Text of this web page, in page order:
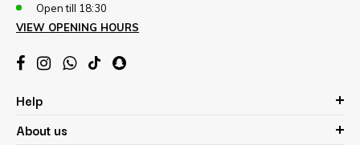
Open till 18:30
VIEW OPENING HOURS
Help
About us